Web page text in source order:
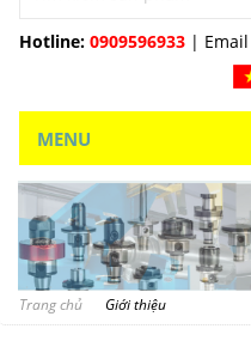
Hotline: 0909596933 | Email
MENU
Trang chủ Giới thiệu